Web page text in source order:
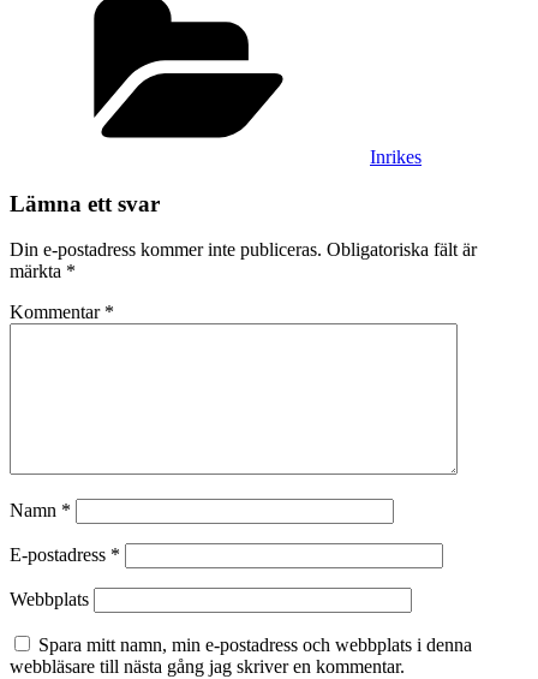
Inrikes
Lämna ett svar
Din e-postadress kommer inte publiceras. Obligatoriska fält är
märkta *
Kommentar *
Namn *
E-postadress *
Webbplats
Spara mitt namn, min e-postadress och webbplats i denna
webbläsare till nästa gång jag skriver en kommentar.